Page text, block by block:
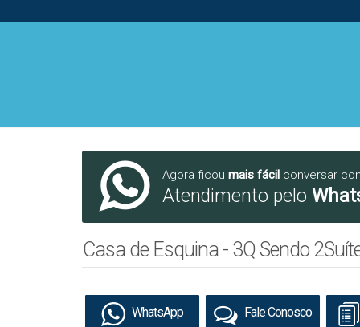
Agora ficou mais fácil conversar
Atendimento pelo
Casa de Esquina - 3Q Sendo
WhatsApp Fale Conosco